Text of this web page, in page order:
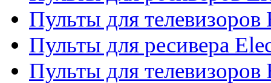
Пульты для телевизоров
Пульты для ресивера
Пульты для телевизоров